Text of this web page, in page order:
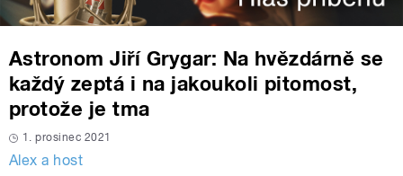
Astronom Jiří Grygar: Na hvězdárně se
každý zeptá i na jakoukoli pitomost,
protože je tma
1. prosinec 2021
Alex a host